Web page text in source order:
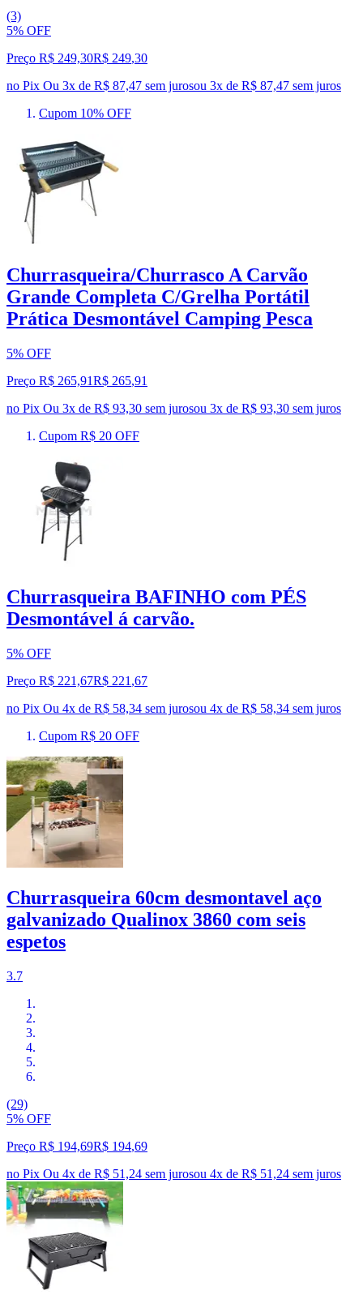
(3)
5% OFF
Preço R$ 249,30R$ 249,30
no Pix Ou 3x de R$ 87,47 sem jurosou 3x de R$ 87,47 sem juros
Cupom 10% OFF
Churrasqueira/Churrasco A Carvão
Grande Completa C/Grelha Portátil
Prática Desmontável Camping Pesca
5% OFF
Preço R$ 265,91R$ 265,91
no Pix Ou 3x de R$ 93,30 sem jurosou 3x de R$ 93,30 sem juros
Cupom R$ 20 OFF
Churrasqueira BAFINHO com PÉS
Desmontável á carvão.
5% OFF
Preço R$ 221,67R$ 221 ,67
no Pix Ou 4x de R$ 58,34 sem jurosou 4x de R$ 58,34 sem juros
Cupom R$ 20 OFF
Churrasqueira 60cm desmontavel aço
galvanizado Qualinox 3860 com seis
espetos
3.7
(29)
5% OFF
Preço R$ 194,69R$ 194,69
no Pix Ou 4x de R$ 51,24 sem jurosou 4x de R$ 51,24 sem juros